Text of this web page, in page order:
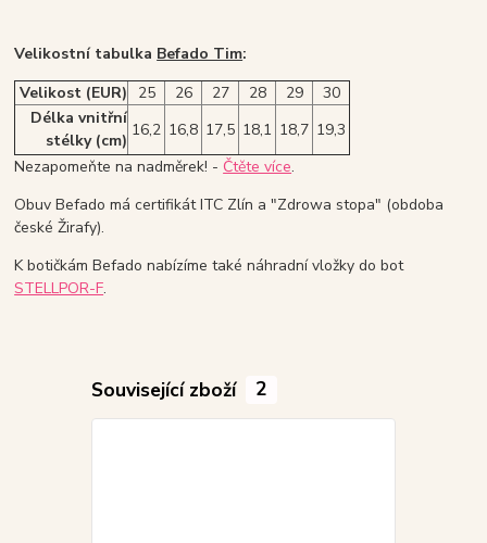
Velikostní tabulka Befado Tim:
Velikost (EUR)
25 26 27 28 29
30
Délka vnitřní
stélky (cm)
16,2 16,8 17,5 18,1 18,7 19,3
Nezapomeňte na nadměrek! - Čtěte více.
Obuv Befado má certifikát ITC Zlín a "Zdrowa stopa" (obdoba
české Žirafy).
K botičkám Befado nabízíme také náhradní vložky do bot
STELLPOR-F.
Související zboží 2